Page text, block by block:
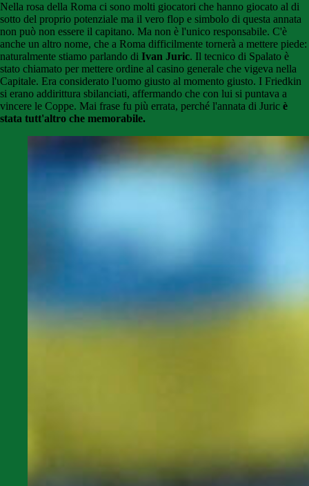
Nella rosa della Roma ci sono molti giocatori che hanno giocato al di
sotto del proprio potenziale ma il vero flop e simbolo di questa annata
non può non essere il capitano. Ma non è l'unico responsabile. C'è
anche un altro nome, che a Roma difficilmente tornerà a mettere piede:
naturalmente stiamo parlando di Ivan Juric. Il tecnico di Spalato è
stato chiamato per mettere ordine al casino generale che vigeva nella
Capitale. Era considerato l'uomo giusto al momento giusto. I Friedkin
si erano addirittura sbilanciati, affermando che con lui si puntava a
vincere le Coppe. Mai frase fu più errata, perché l'annata di Juric è
stata tutt'altro che memorabile.